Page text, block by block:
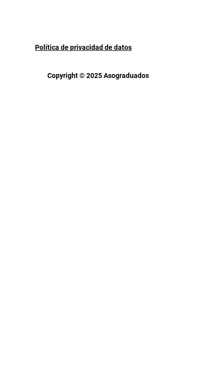
Política de privacidad de datos
Copyright © 2025 Asograduados